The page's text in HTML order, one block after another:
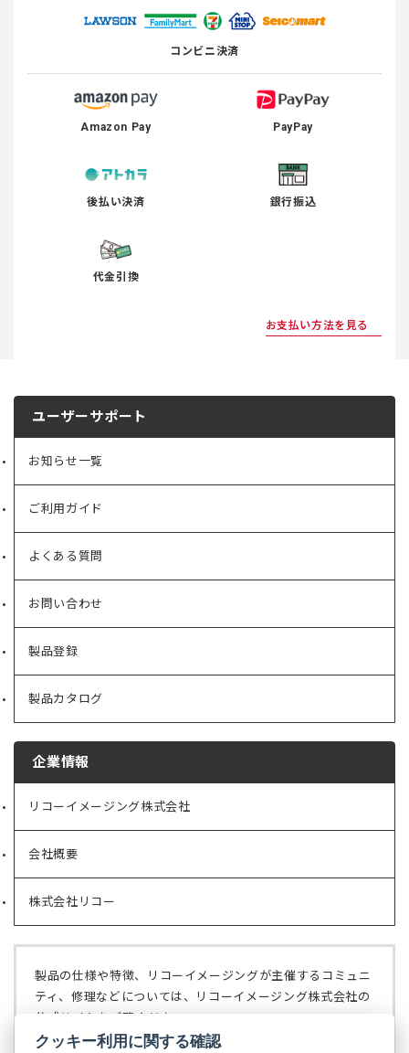
コンビニ決済
Amazon Pay PayPay
後払い決済 銀行振込
代金引換
お支払い方法を見る
ユーザーサポート
お知らせ一覧
ご利用ガイド
よくある質問
お問い合わせ
製品登録
製品カタログ
企業情報
リコーイメージング株式会社
（新
タ
ブ
で
開
く）
会社概要
（新
タ
ブ
で
く）
株式会社リコー
（新
ブ
で
開
製品の仕様や特徴、リコーイメージングが主催するコミュニ
ティ、修理などについては、リコーイメージング株式会社の
公式サイトをご覧ください。
リコーイメージング株式会社の公式サイト
（新
クッキー利用に関する確認